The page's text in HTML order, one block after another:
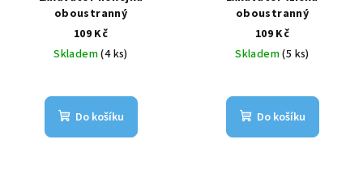
oboustranný
109 Kč
Skladem(4 ks)
Do košíku
oboustranný
109 Kč
Skladem(5 ks)
Do košíku